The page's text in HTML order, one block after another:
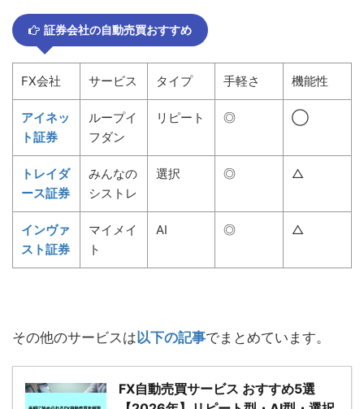
証券会社の自動売買おすすめ
FX会社 サービス タイプ 手軽さ 機能性
アイネッ
ト証券
ループイ
フダン
リピート ◎ ◯
トレイダ
ース証券
みんなの
シストレ
選択 ◎ △
インヴァ
スト証券
マイメイ
ト
AI ◎ △
その他のサービスは 以下の記事でまとめています。
FX自動売買サービス おすすめ5選